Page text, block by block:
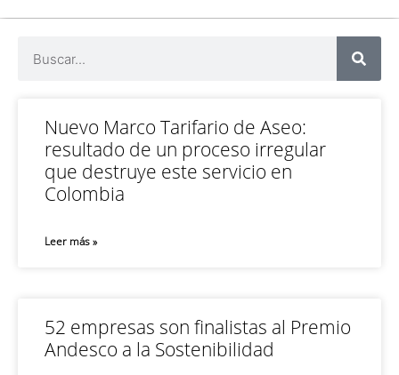
Nuevo Marco Tarifario de Aseo:
resultado de un proceso irregular
que destruye este servicio en
Colombia
Leer más »
52 empresas son finalistas al Premio
Andesco a la Sostenibilidad